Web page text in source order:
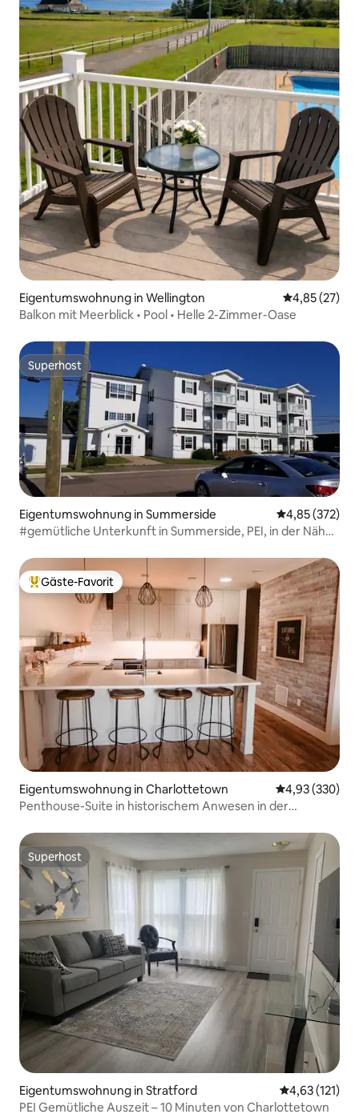
Eigentumswohnung in Wellington
4,85 (27)
Balkon mit Meerblick • Pool • Helle 2-Zimmer-Oase
Superhost
Superhost
Eigentumswohnung in Summerside
4,85 (372)
#gemütliche Unterkunft in Summerside, PEI, in der Nähe
Beliebter Gäste-Favorit.
Gäste-Favorit
Eigentumswohnung in Charlottetown
4,93 (330)
Penthouse-Suite in historischem Anwesen in der
Superhost
Superhost
Eigentumswohnung in Stratford
4,63 (121)
PEI Gemütliche Auszeit – 10 Minuten von Charlottetown